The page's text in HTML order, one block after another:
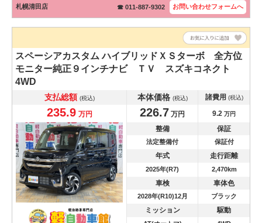
札幌清田店 ☎ 011-887-9302 お問い合わせフォームへ
スペーシアカスタムハイブリッドＸＳターボ 全方位
モニター純正９インチナビ ＴＶ スズキコネクト
4WD
支払総額 (税込) 本体価格 (税込) 諸費用 (税込)
235.9 万円 226.7 万円 9.2 万円
整備 保証
法定整備付 保証付
年式 走行距離
2025年(R7) 2,470km
車検 車体色
2028年(R10)12月 ブラック
ミッション 駆動